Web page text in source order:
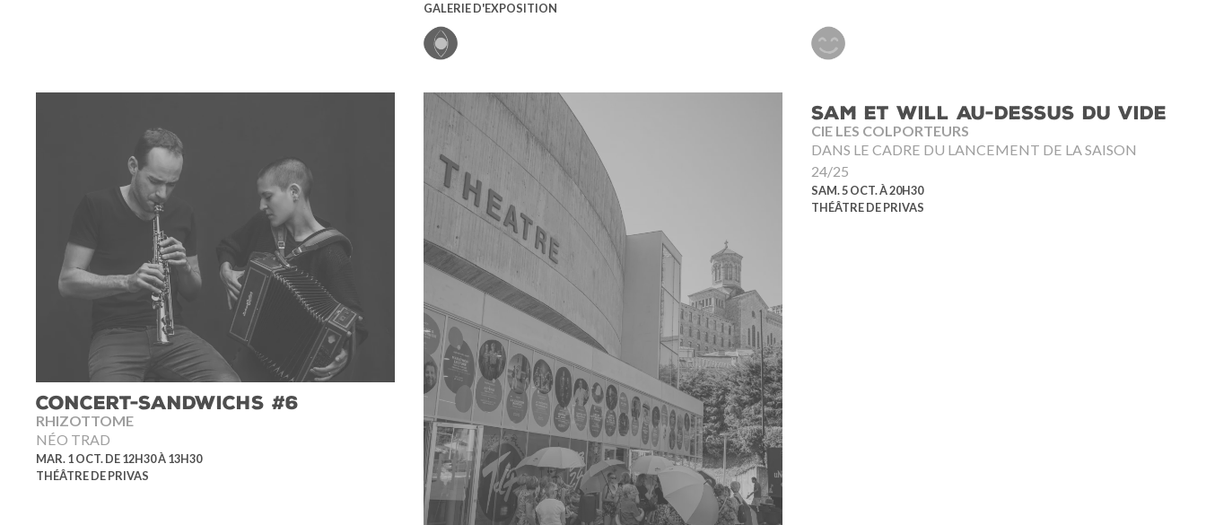
GALERIE D'EXPOSITION
CONCERT-SANDWICHS #6
RHIZOTTOME
NÉO TRAD
MAR. 1 OCT. DE 12H30 À 13H30
THÉÂTRE DE PRIVAS
SAM ET WILL AU-DESSUS DU VIDE
CIE LES COLPORTEURS
DANS LE CADRE DU LANCEMENT DE LA SAISON
24/25
SAM. 5 OCT. À 20H30
THÉÂTRE DE PRIVAS